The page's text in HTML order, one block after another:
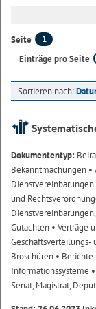
Seite
1
Einträge pro Seite
Sortieren nach:
Dokumententyp:
Bekanntmachungen •
Dienstvereinbarungen
und
Gutachten • Verträge
Geschäftsverteilungs-
Broschüren •
Informationssysteme
Senat, Magistrat,